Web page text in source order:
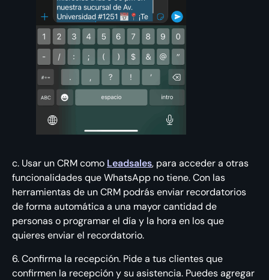
c. Usar un CRM como Leadsales, para acceder a otras
funcionalidades que WhatsApp no tiene. Con las
herramientas de un CRM podrás enviar recordatorios
de forma automática a una mayor cantidad de
personas o programar el día y la hora en los que
quieres enviar el recordatorio.
6. Confirma la recepción. Pide a tus clientes que
confirmen la recepción y su asistencia. Puedes agregar